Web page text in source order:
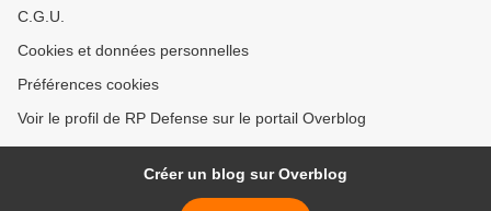
C.G.U.
Cookies et données personnelles
Préférences cookies
Voir le profil de RP Defense sur le portail Overblog
Créer un blog sur Overblog